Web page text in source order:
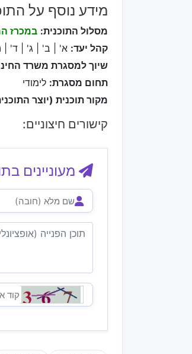
מידע נוסף על
מסלול התוכנית: במכרז
קהל יעד: א' | ב' | ג' | ד' |
שיוך למסגרת משרד
תחום מסגרת: לימודי
מקור תוכנית (יוצר
קישורים חיצוניים:
מעוניינים